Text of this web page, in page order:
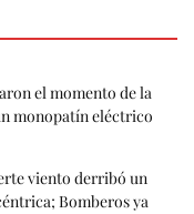
el momento de la
monopatín eléctrico
viento derribó un
Bomberos ya